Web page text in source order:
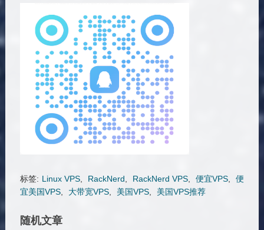
标签: Linux VPS, RackNerd RackNerd VPS, 便宜VPS,
便
宜美国VPS, 大带宽VPS, 美国VPS, 美国VPS推荐
随机文章